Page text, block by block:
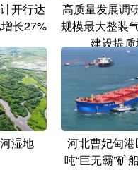
开行达
长27%
高质量发展调
规模最大整装
建设提
湿地
河北曹妃甸
吨“巨无霸”矿